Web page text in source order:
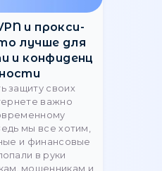
Browser
proxy w Ghost Browser
Dzięki jasnym
surfuj anonimowo i
w Internecie.
sierpnia 2023 18:11